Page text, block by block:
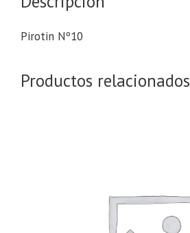
Pirotin Nº10
Productos relacionados